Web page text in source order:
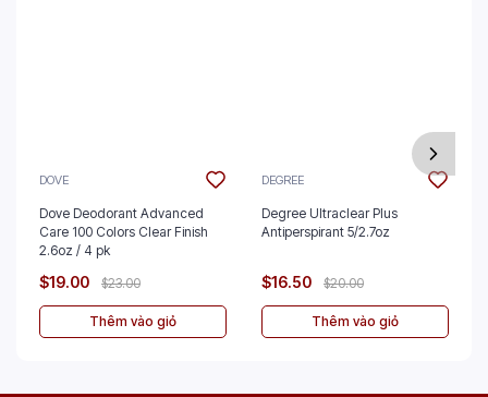
DOVE
Dove Deodorant Advanced
Care 100 Colors Clear Finish
2.6oz / 4 pk
$19.00 $23.00
Thêm vào giỏ
DEGREE
Degree Ultraclear Plus
Antiperspirant 5/2.7oz
$16.50 $20.00
Thêm vào giỏ